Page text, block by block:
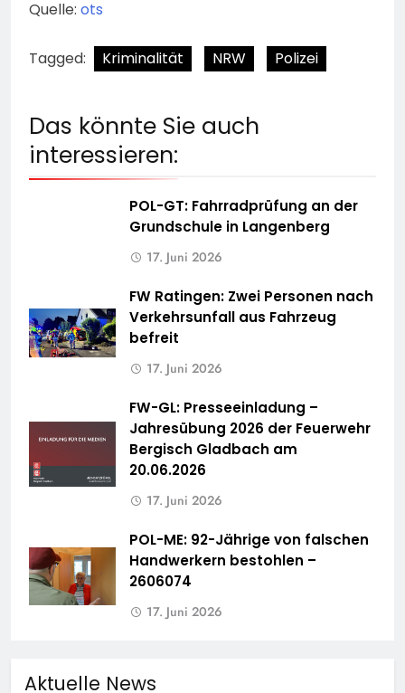
Quelle: ots
Tagged: Kriminalität NRW Polizei
Das könnte Sie auch
interessieren:
POL-GT: Fahrradprüfung an der
Grundschule in Langenberg
17. Juni 2026
FW Ratingen: Zwei Personen nach
Verkehrsunfall aus Fahrzeug
befreit
17. Juni 2026
FW-GL: Presseeinladung –
Jahresübung 2026 der Feuerwehr
Bergisch Gladbach am
20.06.2026
17. Juni 2026
POL-ME: 92-Jährige von falschen
Handwerkern bestohlen –
2606074
17. Juni 2026
Aktuelle News